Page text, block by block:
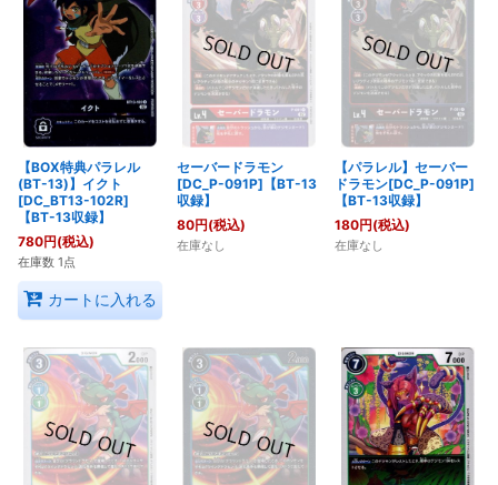
【BOX特典パラレル
(BT-13)】イクト
[DC_BT13-102R]
【BT-13収録】
780円(税込)
在庫数 1点
カートに入れる
セーバードラモン
[DC_P-091P]【BT-13
収録】
80円(税込)
在庫なし
【パラレル】セーバー
ドラモン[DC_P-091P]
【BT-13収録】
180円(税込)
在庫なし